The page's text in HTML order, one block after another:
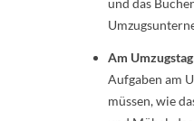
und das
Am Umzugstag
Aufgaben am
müssen, wie